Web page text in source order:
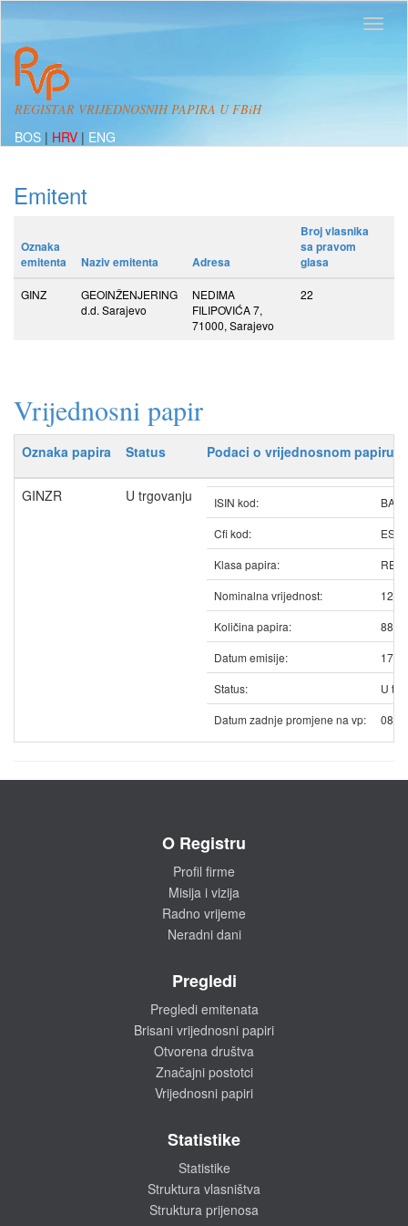
REGISTAR VRIJEDNOSNIH PAPIRA U FBiH
BOS | HRV | ENG
Emitent
Oznaka
emitenta
Naziv emitenta Adresa
Broj vlasnika
sa pravom
glasa
GINZ
GEOINŽENJERING
d.d. Sarajevo
NEDIMA
FILIPOVIĆA 7,
71000, Sarajevo
22
Vrijednosni papir
Oznaka papira Status Podaci o vrijednosnom papiru
GINZR U trgovanju ISIN kod:
Cfi kod:
Klasa papira:
Nominalna vrijednost:
12.50
Količina papira:
Datum emisije:
Status:
U
Datum zadnje promjene na vp:
O Registru
Profil firme
Misija i vizija
Radno vrijeme
Neradni dani
Pregledi
Pregledi emitenata
Brisani vrijednosni papiri
Otvorena društva
Značajni postotci
Vrijednosni papiri
Statistike
Statistike
Struktura vlasništva
Struktura prijenosa